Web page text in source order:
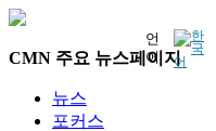
언
어
CMN 주요 뉴스페이지
뉴스
포커스